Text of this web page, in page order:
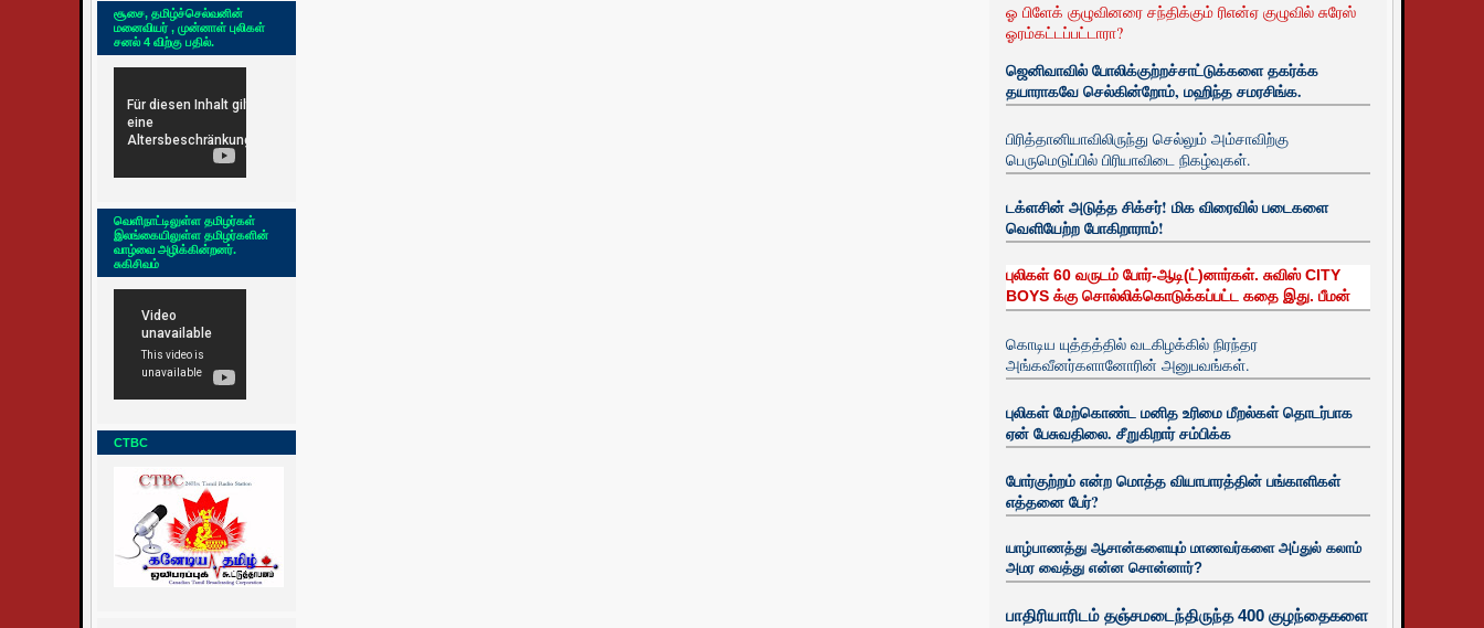
சூசை, தமிழ்ச்செல்வனின்
மனைவியர் , முன்னாள் புலிகள்
சனல் 4 விற்கு பதில்.
வெளிநாட்டிலுள்ள தமிழர்கள்
இலங்கையிலுள்ள தமிழர்களின்
வாழ்வை அழிக்கின்றனர்.
சுகிசிவம்
CTBC
ஓ பிளேக் குழுவினரை சந்திக்கும் ரிஎன்ஏ குழுவில் சுரேஸ்
ஓரம்கட்டப்பட்டாரா?
ஜெனிவாவில் போலிக்குற்றச்சாட்டுக்களை தகர்க்க
தயாராகவே செல்கின்றோம், மஹிந்த சமரசிங்க.
பிரித்தானியாவிலிருந்து செல்லும் அம்சாவிற்கு
பெருமெடுப்பில் பிரியாவிடை நிகழ்வுகள்.
டக்ளசின் அடுத்த சிக்சர்! மிக விரைவில் படைகளை
வெளியேற்ற போகிறாராம்!
புலிகள் 60 வருடம் போர்-ஆடி(ட்)னார்கள். சுவிஸ் CITY
BOYS க்கு சொல்லிக்கொடுக்கப்பட்ட கதை இது. பீமன்
கொடிய யுத்தத்தில் வடகிழக்கில் நிரந்தர
அங்கவீனர்களானோரின் அனுபவங்கள்.
புலிகள் மேற்கொண்ட மனித உரிமை மீறல்கள் தொடர்பாக
ஏன் பேசுவதிலை. சீறுகிறார் சம்பிக்க
போர்குற்றம் என்ற மொத்த வியாபாரத்தின் பங்காளிகள்
எத்தனை பேர்?
யாழ்பாணத்து ஆசான்களையும் மாணவர்களை அப்துல் கலாம்
அமர வைத்து என்ன சொன்னார்?
பாதிரியாரிடம் தஞ்சமடைந்திருந்த 400 குழந்தைகளை